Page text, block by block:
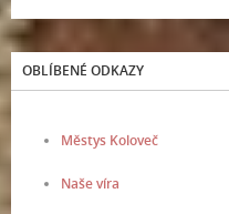
OBLÍBENÉ ODKAZY
Městys Koloveč
Naše víra